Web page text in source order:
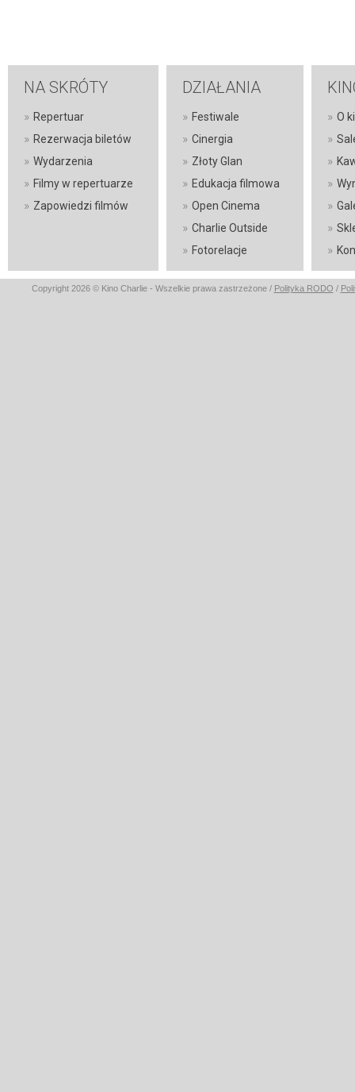
NA SKRÓTY
» Repertuar
» Rezerwacja biletów
» Wydarzenia
» Filmy w repertuarze
» Zapowiedzi filmów
DZIAŁANIA
» Festiwale
» Cinergia
» Złoty Glan
» Edukacja filmowa
» Open Cinema
» Charlie Outside
» Fotorelacje
» O
»
»
»
»
»
»
Copyright 2026 © Kino Charlie - Wszelkie prawa zastrzeżone / Polityka RODO /